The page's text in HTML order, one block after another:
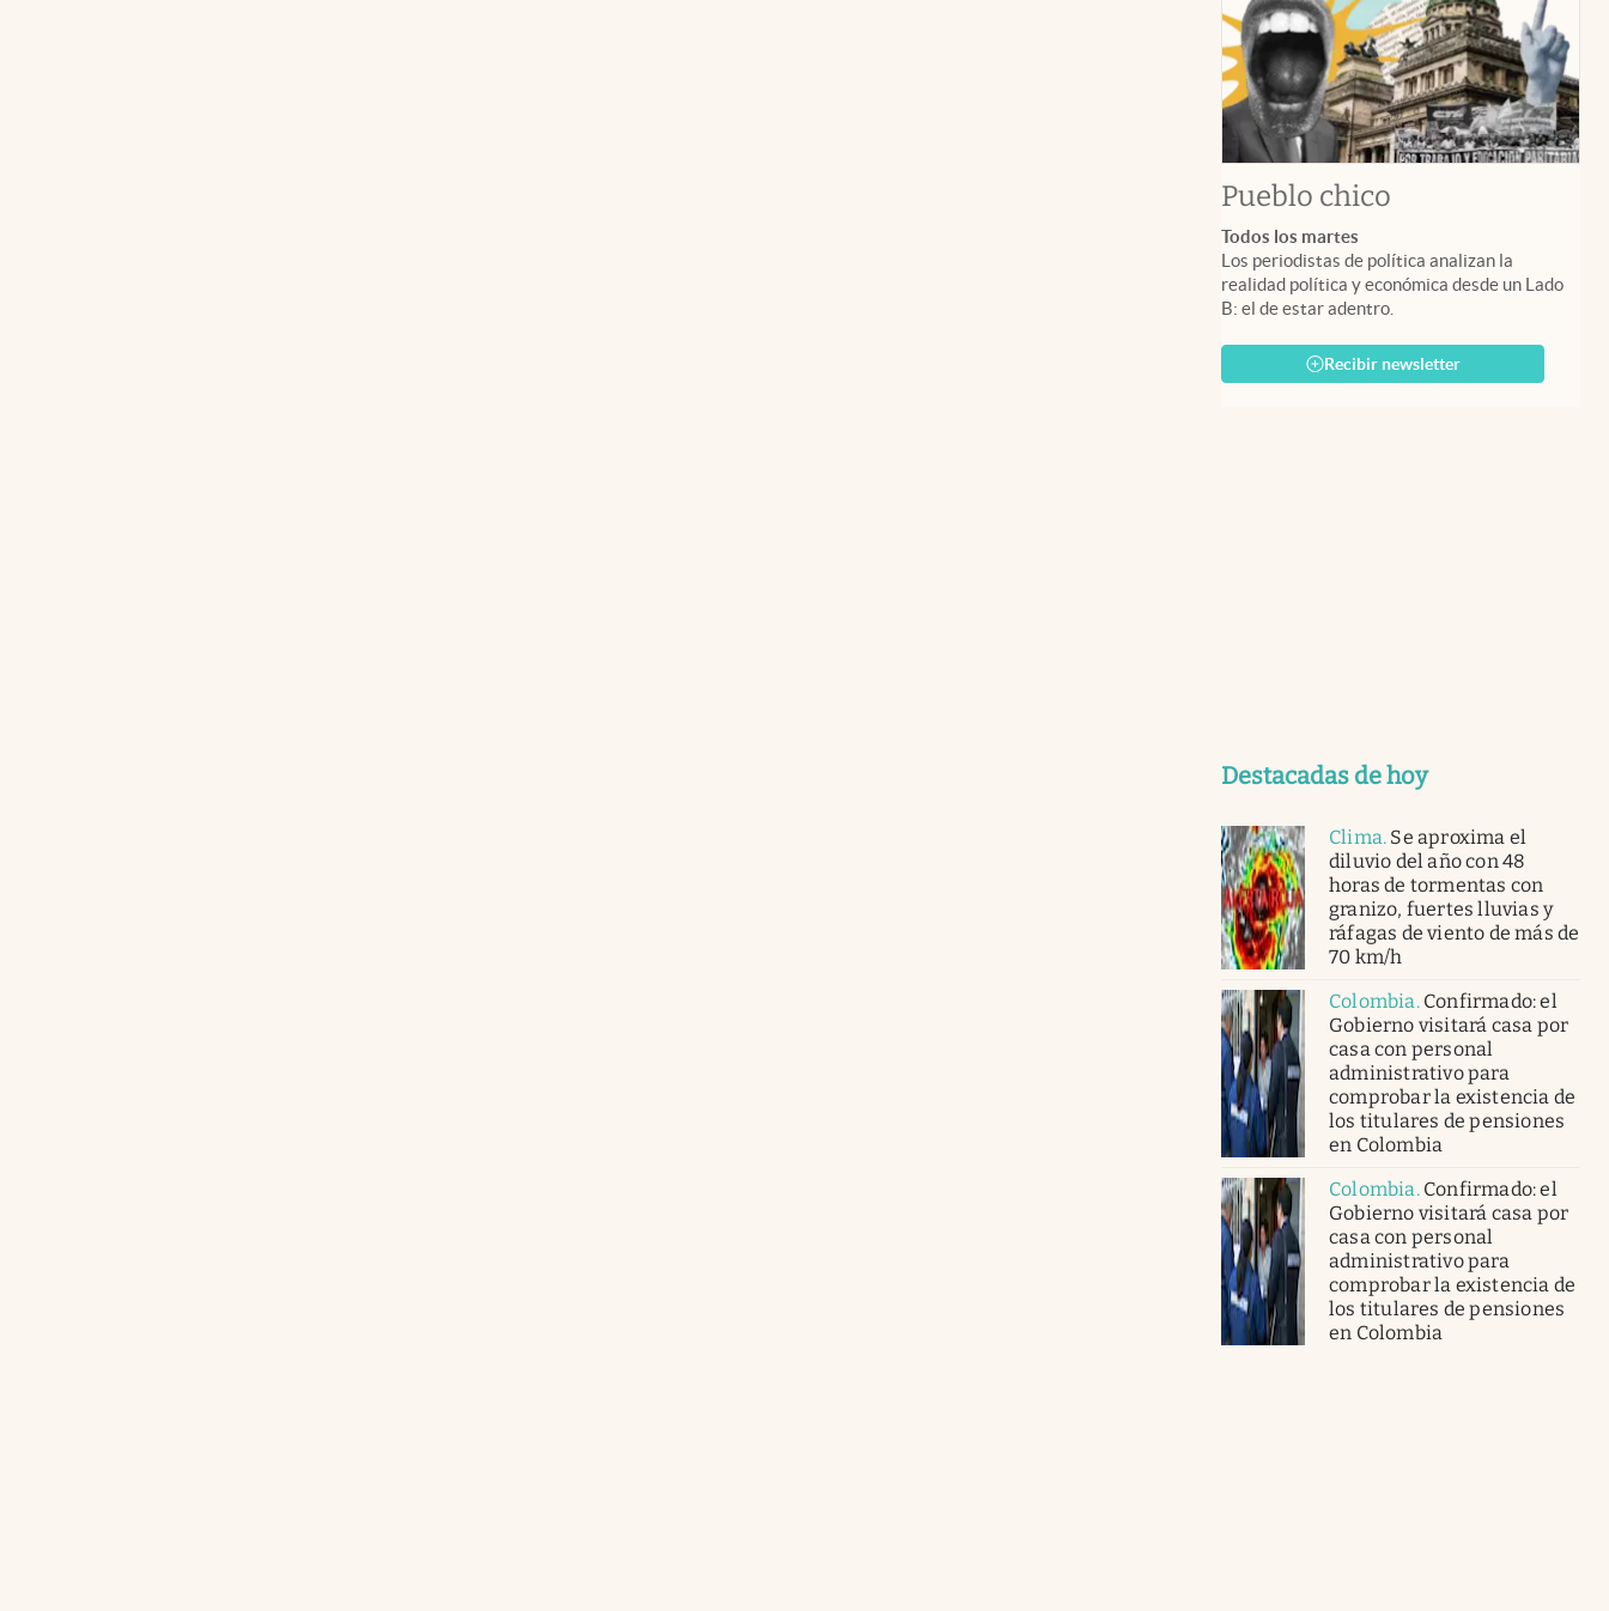
Pueblo chico
Todos los martes
Los periodistas de política analizan la
realidad política y económica desde un Lado
B: el de estar adentro.
Recibir newsletter
Destacadas de hoy
Clima. Se aproxima el
diluvio del año con 48
horas de tormentas con
granizo, fuertes lluvias y
ráfagas de viento de más de
70 km/h
Colombia. Confirmado: el
Gobierno visitará casa por
casa con personal
administrativo para
comprobar la existencia de
los titulares de pensiones
en Colombia
Colombia. Confirmado: el
Gobierno visitará casa por
casa con personal
administrativo para
comprobar la existencia de
los titulares de pensiones
en Colombia